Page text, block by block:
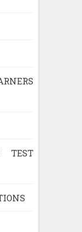
TEST